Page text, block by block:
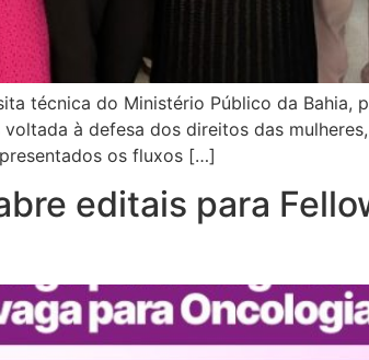
técnica do Ministério Público da Bahia,
à defesa dos direitos das
os fluxos […]
editais para